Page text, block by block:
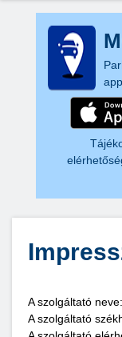
A szolgáltató
A szolgáltató